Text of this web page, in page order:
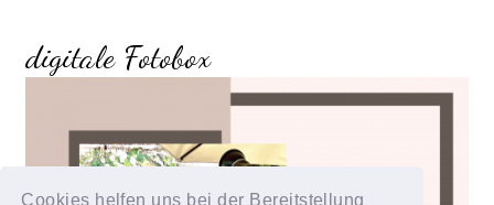
Cookies helfen uns bei der Bereitstellung
digitale Fotobox